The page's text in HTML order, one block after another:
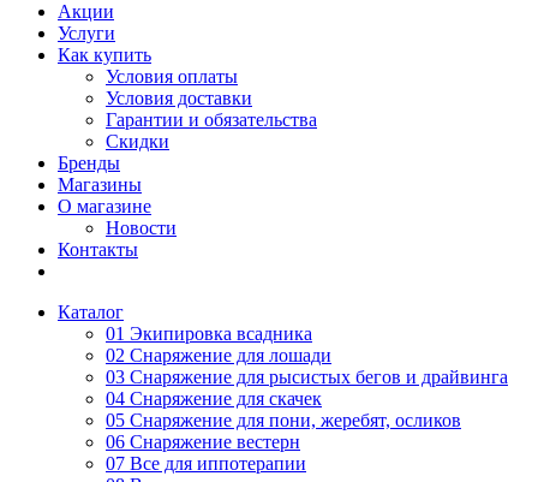
Акции
Услуги
Как купить
Условия оплаты
Условия доставки
Гарантии и обязательства
Скидки
Бренды
Магазины
О магазине
Новости
Контакты
Каталог
01 Экипировка всадника
02 Снаряжение для лошади
03 Снаряжение для рысистых бегов и драйвинга
04 Снаряжение для скачек
05 Снаряжение для пони, жеребят, осликов
06 Снаряжение вестерн
07 Все для иппотерапии